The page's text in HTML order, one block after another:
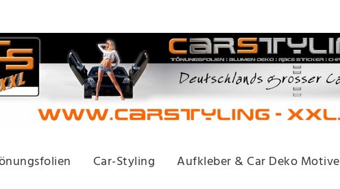
Car-Styling Aufkleber & Car Deko Motive